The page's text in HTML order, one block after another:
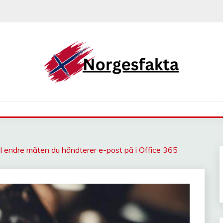
endre måten du håndterer e-post på i Office 365